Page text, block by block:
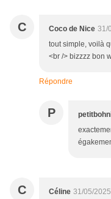
C Coco de Nice 31/
tout simple, voilà
<br /> bizzzz bon
Répondre
P
C Céline 31/05/